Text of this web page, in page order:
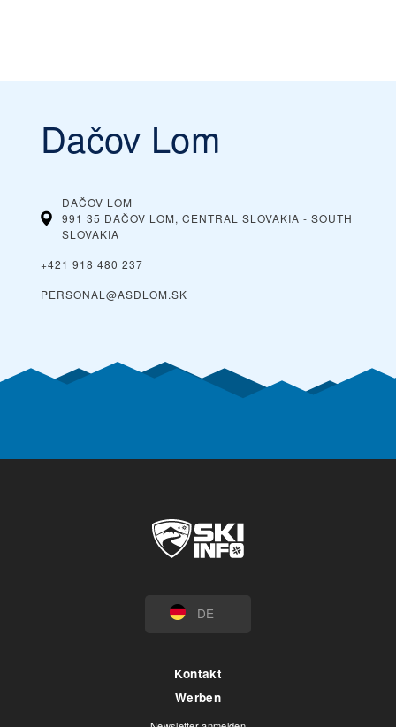
Dačov Lom
DAČOV LOM
991 35 DAČOV LOM, CENTRAL SLOVAKIA - SOUTH
SLOVAKIA
+421 918 480 237
PERSONAL@ASDLOM.SK
DE
Kontakt
Werben